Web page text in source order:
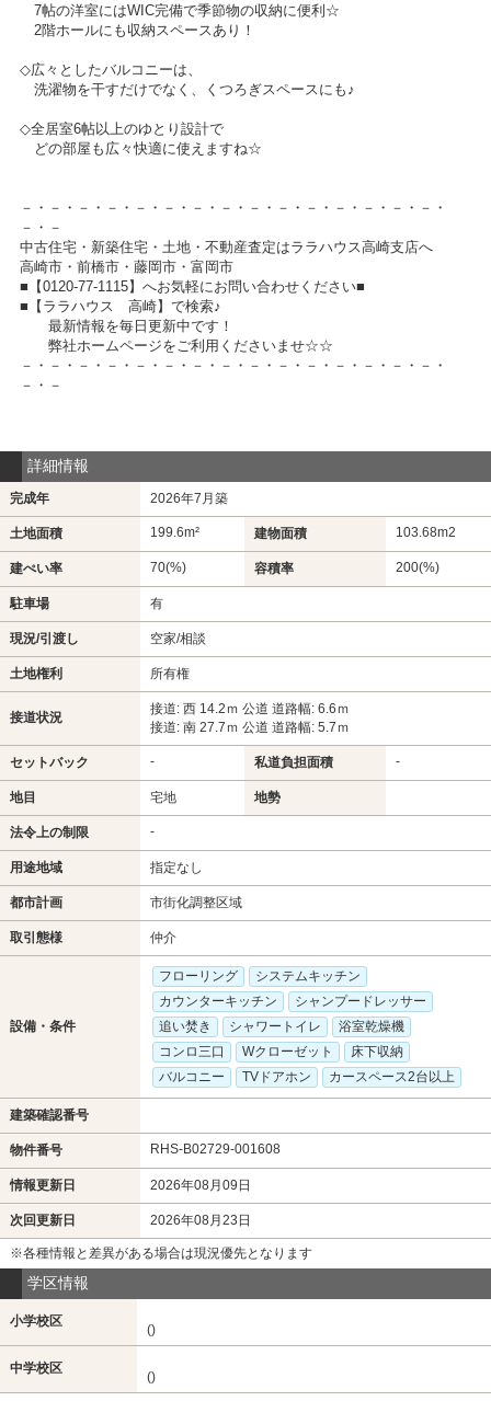
7帖の洋室にはWIC完備で季節物の収納に便利☆
2階ホールにも収納スペースあり！
◇広々としたバルコニーは、
洗濯物を干すだけでなく、くつろぎスペースにも♪
◇全居室6帖以上のゆとり設計で
どの部屋も広々快適に使えますね☆
－・－・－・－・－・－・－・－・－・－・－・－・－・－・－・
－・－
中古住宅・新築住宅・土地・不動産査定はララハウス高崎支店へ
高崎市・前橋市・藤岡市・富岡市
■【0120-77-1115】へお気軽にお問い合わせください■
■【ララハウス 高崎】で検索♪
最新情報を毎日更新中です！
弊社ホームページをご利用くださいませ☆☆
－・－・－・－・－・－・－・－・－・－・－・－・－・－・－・
－・－
詳細情報
完成年 2026年7月築
土地面積 199.6m² 建物面積 103.68m2
建ぺい率 70(%) 容積率 200(%)
駐車場 有
現況/引渡し 空家/相談
土地権利 所有権
接道状況
接道: 西 14.2ｍ 公道 道路幅: 6.6ｍ
接道: 南 27.7ｍ 公道 道路幅: 5.7ｍ
セットバック - 私道負担面積 -
地目 宅地 地勢
法令上の制限 -
用途地域 指定なし
都市計画 市街化調整区域
取引態様 仲介
設備・条件
フローリング
システムキッチン
カウンターキッチン
シャンプードレッサー
追い焚き
シャワートイレ
浴室乾燥機
コンロ三口
Wクローゼット
床下収納
バルコニー
TVドアホン カースペース2台以上
建築確認番号
物件番号 RHS-B02729-001608
情報更新日 2026年08月09日
次回更新日 2026年08月23日
※各種情報と差異がある場合は現況優先となります
学区情報
小学校区
()
中学校区
()